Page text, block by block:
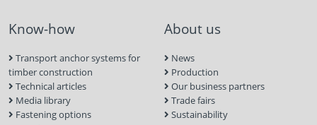
Know-how
Transport anchor systems for
timber construction
Technical articles
Media library
Fastening options
About us
News
Production
Our business partners
Trade fairs
Sustainability